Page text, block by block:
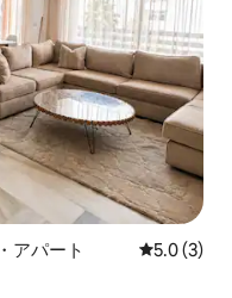
アパート レビュー3
5.0 (3)